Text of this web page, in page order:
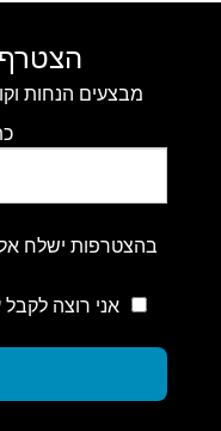
הצטרף
מבצעים הנחות
בהצטרפות ישלח
אני רוצה לקבל